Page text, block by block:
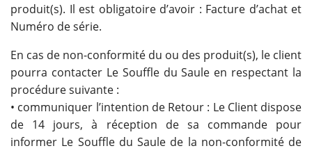
produit(s). Il est obligatoire d’avoir : Facture d’achat et
Numéro de série.
En cas de non-conformité du ou des produit(s), le client
pourra contacter Le Souffle du Saule en respectant la
procédure suivante :
• communiquer l’intention de Retour : Le Client dispose
de 14 jours, à réception de sa commande pour
informer Le Souffle du Saule de la non-conformité de